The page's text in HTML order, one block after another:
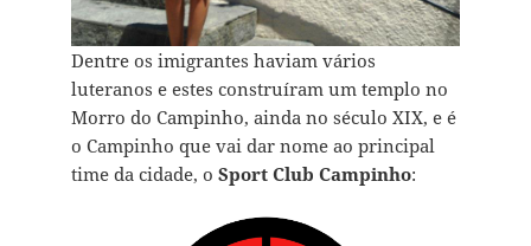
Dentre os imigrantes haviam vários
luteranos e estes construíram um templo no
Morro do Campinho, ainda no século XIX, e é
o Campinho que vai dar nome ao principal
time da cidade, o Sport Club Campinho: